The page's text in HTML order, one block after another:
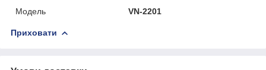
Мoдель
VN-2201
Приховати